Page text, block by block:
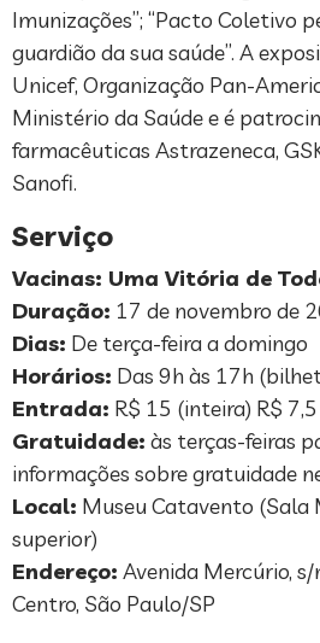
Imunizações”; “Pacto Coletivo
guardião da sua saúde”. A
Unicef, Organização Pan-
Ministério da Saúde e é
farmacêuticas Astrazeneca,
Sanofi.
Serviço
Vacinas: Uma Vitória de
Duração: 17 de novembro de
Dias: De terça-feira a domingo
Horários: Das 9h às 17h
Entrada: R$ 15 (inteira) R$
Gratuidade: às terças-feiras
informações sobre gratuidade
Local: Museu Catavento (Sala
superior)
Endereço: Avenida Mercúrio, s/
Centro, São Paulo/SP